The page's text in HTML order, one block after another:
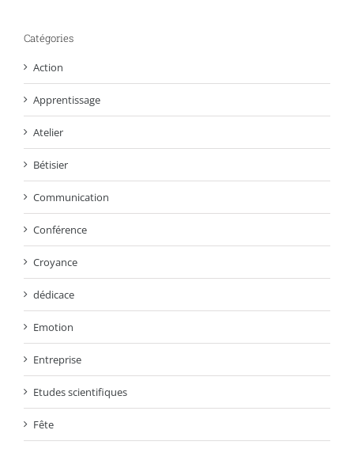
Catégories
Action
Apprentissage
Atelier
Bétisier
Communication
Conférence
Croyance
dédicace
Emotion
Entreprise
Etudes scientifiques
Fête